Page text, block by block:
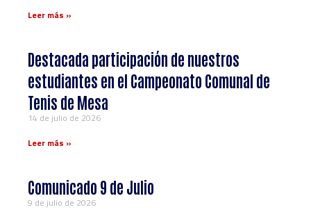
Leer más »
Destacada participación de nuestros
estudiantes en el Campeonato Comunal de
Tenis de Mesa
14 de julio de 2026
Leer más »
Comunicado 9 de Julio
9 de julio de 2026